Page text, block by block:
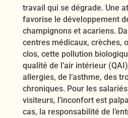
travail qui se dégrade. Une
favorise le développement
champignons et acariens.
centres médicaux, crèches,
clos, cette pollution
qualité de l’air intérieur
allergies, de l’asthme, des
chroniques. Pour les
visiteurs, l’inconfort est
cas, la responsabilité de